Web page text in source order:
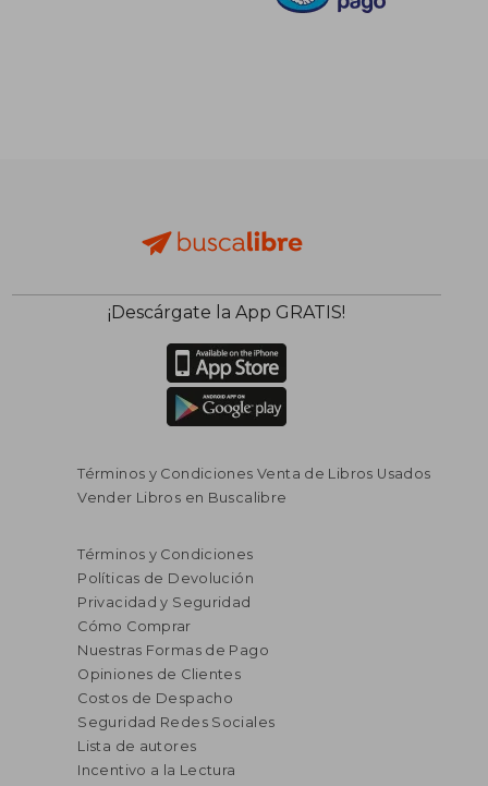
¡Descárgate la App GRATIS!
Términos y Condiciones Venta de Libros Usados
Vender Libros en Buscalibre
Términos y Condiciones
Políticas de Devolución
Privacidad y Seguridad
Cómo Comprar
Nuestras Formas de Pago
Opiniones de Clientes
Costos de Despacho
Seguridad Redes Sociales
Lista de autores
Incentivo a la Lectura